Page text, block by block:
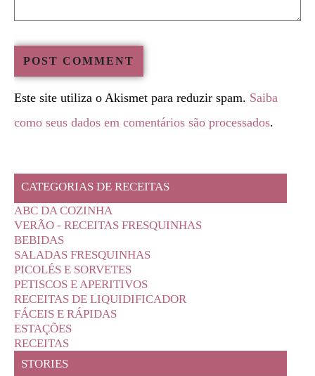
Este site utiliza o Akismet para reduzir spam. Saiba
como seus dados em comentários são processados.
CATEGORIAS DE RECEITAS
ABC DA COZINHA
VERÃO - RECEITAS FRESQUINHAS
BEBIDAS
SALADAS FRESQUINHAS
PICOLÉS E SORVETES
PETISCOS E APERITIVOS
RECEITAS DE LIQUIDIFICADOR
FÁCEIS E RÁPIDAS
ESTAÇÕES
RECEITAS
STORIES